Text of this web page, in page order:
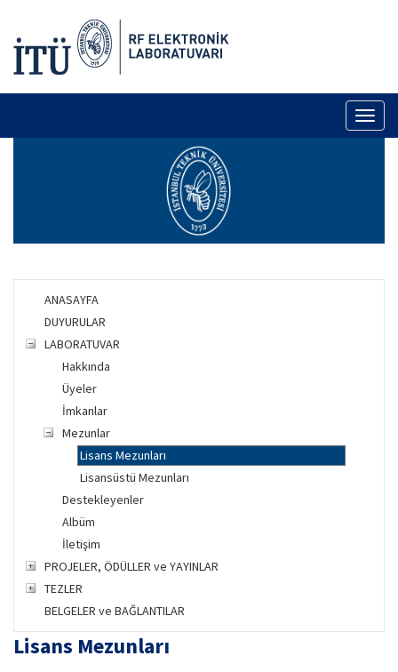
ANASAYFA
DUYURULAR
LABORATUVAR
Hakkında
Üyeler
İmkanlar
Mezunlar
Lisans Mezunları
Lisansüstü Mezunları
Destekleyenler
Albüm
İletişim
PROJELER, ÖDÜLLER ve YAYINLAR
TEZLER
BELGELER ve BAĞLANTILAR
Lisans Mezunları